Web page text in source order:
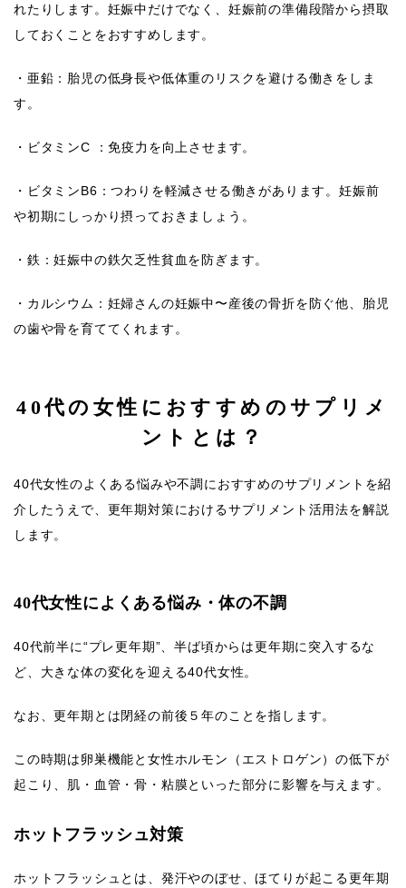
れたりします。妊娠中だけでなく、妊娠前の準備段階から摂取
しておくことをおすすめします。
・亜鉛：胎児の低身長や低体重のリスクを避ける働きをしま
す。
・ビタミンC ：免疫力を向上させます。
・ビタミンB6：つわりを軽減させる働きがあります。妊娠前
や初期にしっかり摂っておきましょう。
・鉄：妊娠中の鉄欠乏性貧血を防ぎます。
・カルシウム：妊婦さんの妊娠中〜産後の骨折を防ぐ他、胎児
の歯や骨を育ててくれます。
40代の女性におすすめのサプリメ
ントとは？
40代女性のよくある悩みや不調におすすめのサプリメントを紹
介したうえで、更年期対策におけるサプリメント活用法を解説
します。
40代女性によくある悩み・体の不調
40代前半に“プレ更年期”、半ば頃からは更年期に突入するな
ど、大きな体の変化を迎える40代女性。
なお、更年期とは閉経の前後５年のことを指します。
この時期は卵巣機能と女性ホルモン（エストロゲン）の低下が
起こり、肌・血管・骨・粘膜といった部分に影響を与えます。
ホットフラッシュ対策
ホットフラッシュとは、発汗やのぼせ、ほてりが起こる更年期